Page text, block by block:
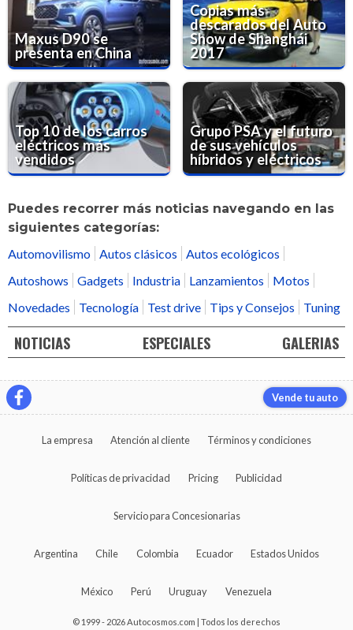
Maxus D90 se
presenta en China
Copias más
descarados del Auto
Show de Shanghái
2017
Top 10 de los carros
eléctricos más
vendidos
Grupo PSA y el futuro
de sus vehículos
híbridos y eléctricos
Puedes recorrer más noticias navegando en las
siguientes categorías:
Automovilismo Autos clásicos
Autos ecológicos
Autoshows
Gadgets Industria Lanzamientos
Motos
Novedades
Tecnología Test drive Tips y Consejos Tuning
NOTICIAS ESPECIALES GALERIAS
Vende tu auto
La empresa Atención al cliente Términos y condiciones
Políticas de privacidad Pricing Publicidad
Servicio para Concesionarias
Argentina Chile Colombia Ecuador Estados Unidos
México Perú Uruguay Venezuela
© 1999 - 2026 Autocosmos.com | Todos los derechos